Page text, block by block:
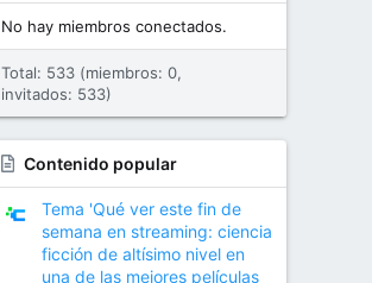
No hay miembros conectados.
Total: 533 (miembros: 0,
invitados: 533)
Contenido popular
Tema 'Qué ver este fin de
semana en streaming: ciencia
ficción de altísimo nivel en
una de las mejores películas